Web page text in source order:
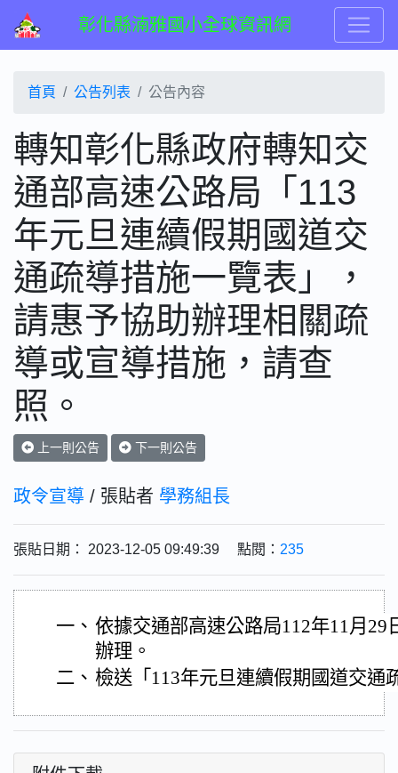
彰化縣湳雅國小全球資訊網
首頁 公告列表 公告內容
轉知彰化縣政府轉知交
通部高速公路局「113
年元旦連續假期國道交
通疏導措施一覽表」，
請惠予協助辦理相關疏
導或宣導措施，請查
照。
上一則公告 下一則公告
政令宣導 / 張貼者 學務組長
張貼日期： 2023-12-05 09:49:39 點閱： 235
一、 依據交通部高速公路局112年11月29
辦理。
二、 檢送「113年元旦連續假期國道交通